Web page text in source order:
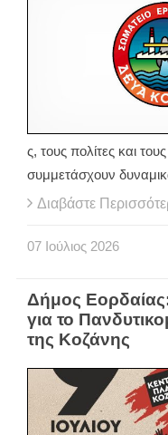
ς, τους πολίτες και
συμμετάσχουν
Διαβάστε
07 Ιούλιος 2026
Δήμος
για το
της Κοζάνης